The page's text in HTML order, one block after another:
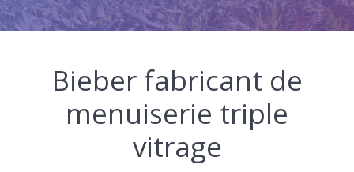
Bieber fabricant de
menuiserie triple
vitrage